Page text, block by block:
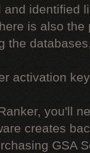
identified
is also
the
activation key
you'll
creates
GSA